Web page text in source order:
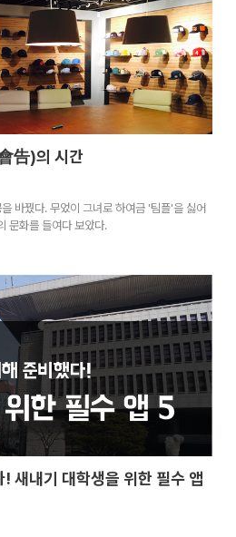
告)의 시간
바꿨다. 무었이 그녀로 하여금 '팀플'을 싫어
문화를 들여다 보았다.
새내기 대학생을 위한 필수 앱